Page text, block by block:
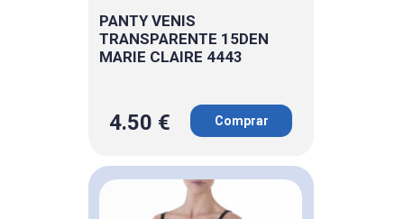
PANTY VENIS
TRANSPARENTE 15DEN
MARIE CLAIRE 4443
4.50 € Comprar